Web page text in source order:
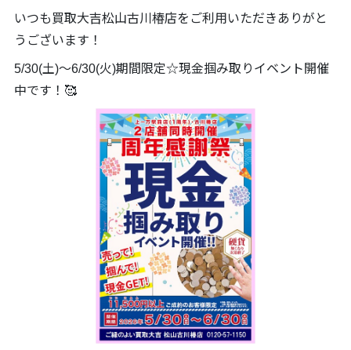
いつも買取大吉松山古川椿店をご利用いただきありがと
うございます！
5/30(土)～6/30(火)期間限定☆現金掴み取りイベント開催
中です！🥰